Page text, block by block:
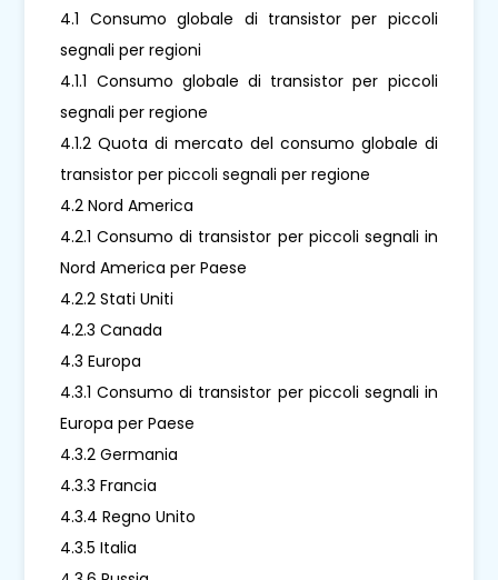
4.1 Consumo globale di transistor per piccoli
segnali per regioni
4.1.1 Consumo globale di transistor per piccoli
segnali per regione
4.1.2 Quota di mercato del consumo globale di
transistor per piccoli segnali per regione
4.2 Nord America
4.2.1 Consumo di transistor per piccoli segnali in
Nord America per Paese
4.2.2 Stati Uniti
4.2.3 Canada
4.3 Europa
4.3.1 Consumo di transistor per piccoli segnali in
Europa per Paese
4.3.2 Germania
4.3.3 Francia
4.3.4 Regno Unito
4.3.5 Italia